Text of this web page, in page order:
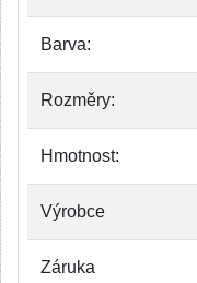
Barva:
Rozměry:
Hmotnost:
Výrobce
Záruka